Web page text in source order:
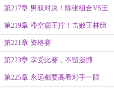
第217章 男双对决！陈张组合VS王
林组合！
第219章 滞空霸王拧！击败王林组
合！
第221章 资格赛
第223章 享受比赛，不留遗憾
第225章 永远都要高看对手一眼